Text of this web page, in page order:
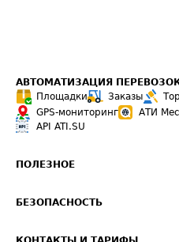
АВТОМАТИЗАЦИЯ
Площадки
Заказы
GPS-мониторинг
АТИ
API ATI.SU
ПОЛЕЗНОЕ
Звезды ATI.SU на вашем сайте
БЕЗОПАСНОСТЬ